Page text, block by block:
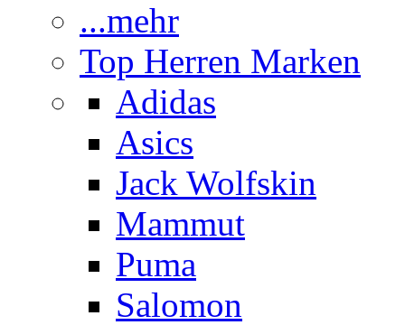
...mehr
Top Herren Marken
Adidas
Asics
Jack Wolfskin
Mammut
Puma
Salomon